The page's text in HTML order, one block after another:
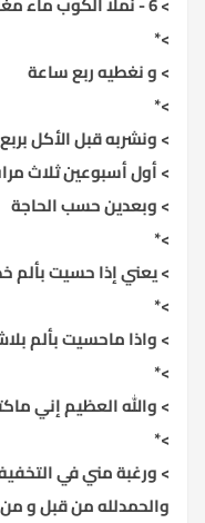
>*
> و نغطيه ربع ساعة
>*
> ونشربه قبل الأكل
> أول أسبوعين ثلاث
> وبعدين حسب الحاجة
>*
> يعني إذا حسيت بألم
>*
> واذا ماحسيت بألم
>*
> والله العظيم إني
>*
> ورغبة مني في
والحمدلله من قبل و